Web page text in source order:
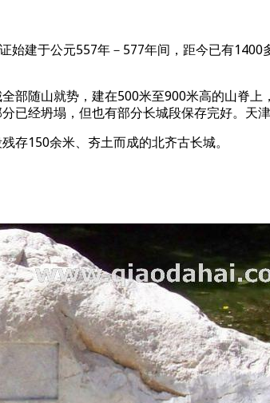
始建于公元557年－577年间，距今已有
部随山就势，建在500米至900米高的山脊
已经坍塌，但也有部分长城段保存完好。天
存150余米、夯土而成的北齐古长城。